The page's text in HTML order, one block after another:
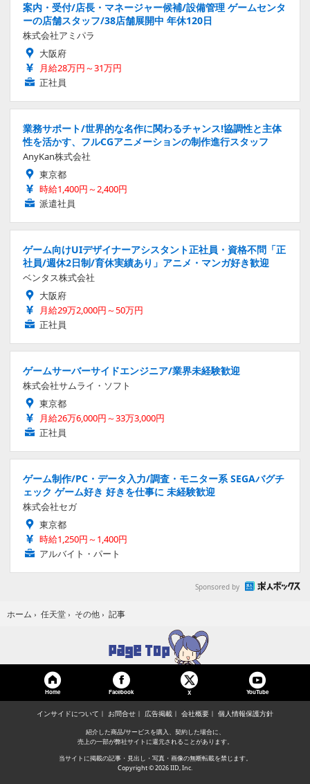
案内・受付/店長・マネージャー候補/設備管理 ゲームセンタ
ーの店舗スタッフ/38店舗展開中 年休120日
株式会社アミパラ
大阪府
月給28万円～31万円
正社員
業務サポート/世界的な名作に関わるチャンス!協調性と主体
性を活かす、フルCGアニメーションの制作進行スタッフ
AnyKan株式会社
東京都
時給1,400円～2,400円
派遣社員
ゲーム向けUIデザイナーアシスタント正社員・資格不問「正
社員/週休2日制/育休実績あり」アニメ・マンガ好き歓迎
ベンタス株式会社
大阪府
月給29万2,000円～50万円
正社員
ゲームサーバーサイドエンジニア/業界未経験歓迎
株式会社サムライ・ソフト
東京都
月給26万6,000円～33万3,000円
正社員
ゲーム制作/PC・データ入力/調査・モニター系 SEGAバグチ
ェック ゲーム好き 好きを仕事に 未経験歓迎
株式会社セガ
東京都
時給1,250円～1,400円
アルバイト・パート
Sponsored by
ホーム › 任天堂 › その他 › 記事
Home Facebook X YouTube
インサイドについて お問合せ 広告掲載 会社概要 個人情報保護方針
紹介した商品/サービスを購入、契約した場合に、
売上の一部が弊社サイトに還元されることがあります。
当サイトに掲載の記事・見出し・写真・画像の無断転載を禁じます。
Copyright © 2026 IID, Inc.